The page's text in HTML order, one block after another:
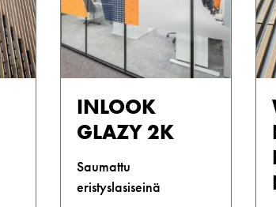
INLOOK
GLAZY 2K
Saumattu
eristyslasiseinä